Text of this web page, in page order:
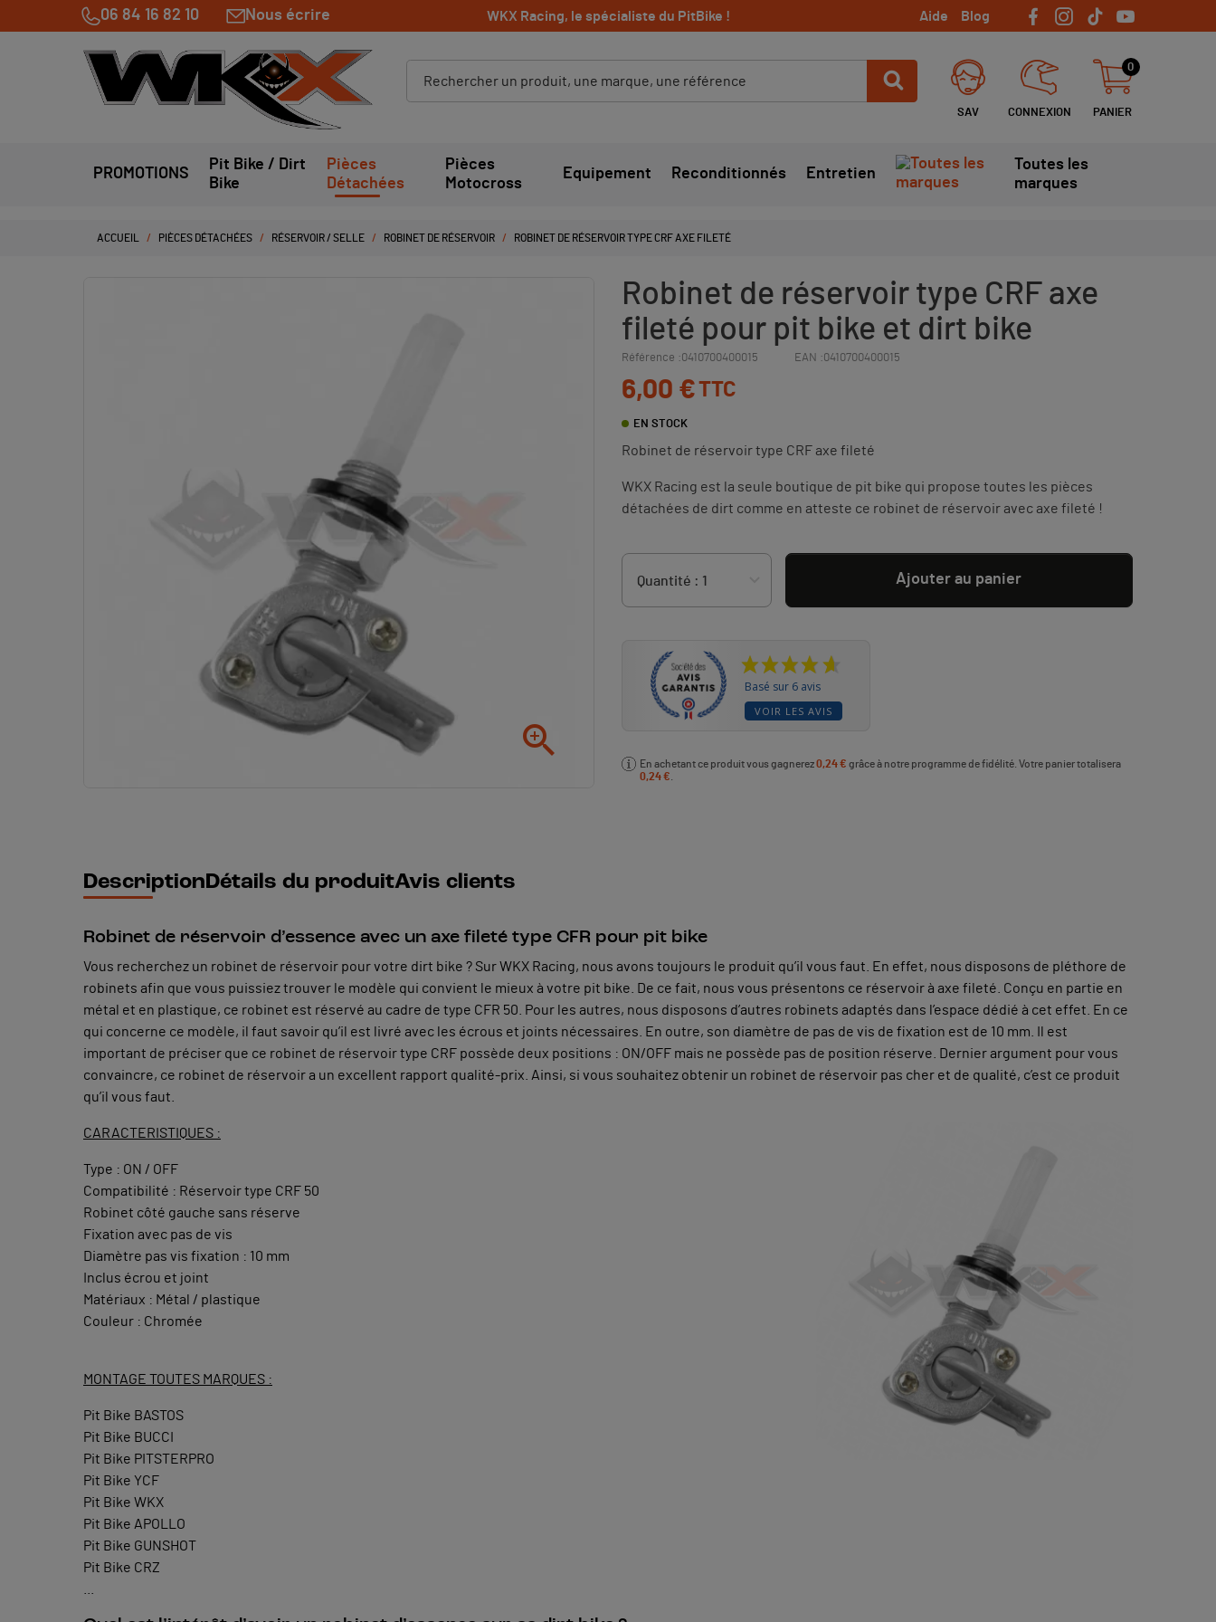
06 84 16 82 10 Nous écrire WKX Racing, le spécialiste du PitBike ! Aide Blog
SAV CONNEXION PANIER
0
PROMOTIONS
Pit Bike / Dirt
Bike
Pièces
Détachées
Pièces
Motocross
Equipement Reconditionnés Entretien
Toutes les
marques
ACCUEIL PIÈCES DÉTACHÉES RÉSERVOIR / SELLE ROBINET DE RÉSERVOIR ROBINET DE RÉSERVOIR TYPE CRF AXE FILETÉ

Robinet de réservoir type CRF axe
fileté pour pit bike et dirt bike
Référence :0410700400015 EAN :0410700400015
6,00 €TTC
EN STOCK
Robinet de réservoir type CRF axe fileté
WKX Racing est la seule boutique de pit bike qui propose toutes les pièces
détachées de dirt comme en atteste ce robinet de réservoir avec axe fileté !
Ajouter au panier
Basé sur 6 avis
VOIR LES AVIS
En achetant ce produit vous gagnerez0,24 € grâce à notre programme de fidélité. Votre panier totalisera
0,24 €
DescriptionDétails du produitAvis clients
Robinet de réservoir d’essence avec un axe fileté type CFR pour pit bike
Vous recherchez un robinet de réservoir pour votre dirt bike ? Sur WKX Racing, nous avons toujours le produit qu’il vous faut. En effet, nous disposons de pléthore de
robinets afin que vous puissiez trouver le modèle qui convient le mieux à votre pit bike. De ce fait, nous vous présentons ce réservoir à axe fileté. Conçu en partie en
métal et en plastique, ce robinet est réservé au cadre de type CFR 50. Pour les autres, nous disposons d’autres robinets adaptés dans l’espace dédié à cet effet. En ce
qui concerne ce modèle, il faut savoir qu’il est livré avec les écrous et joints nécessaires. En outre, son diamètre de pas de vis de fixation est de 10 mm. Il est
important de préciser que ce robinet de réservoir type CRF possède deux positions : ON/OFF mais ne possède pas de position réserve. Dernier argument pour vous
convaincre, ce robinet de réservoir a un excellent rapport qualité-prix. Ainsi, si vous souhaitez obtenir un robinet de réservoir pas cher et de qualité, c’est ce produit
qu’il vous faut.
CARACTERISTIQUES :
Type : ON / OFF
Compatibilité : Réservoir type CRF 50
Robinet côté gauche sans réserve
Fixation avec pas de vis
Diamètre pas vis fixation : 10 mm
Inclus écrou et joint
Matériaux : Métal / plastique
Couleur : Chromée
MONTAGE TOUTES MARQUES :
Pit Bike BASTOS
Pit Bike BUCCI
Pit Bike PITSTERPRO
Pit Bike YCF
Pit Bike WKX
Pit Bike APOLLO
Pit Bike GUNSHOT
Pit Bike CRZ